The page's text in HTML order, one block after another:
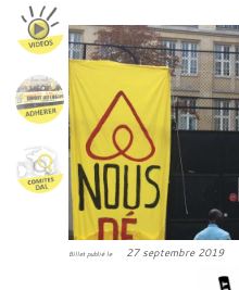
Billet publié le 27 septembre 2019